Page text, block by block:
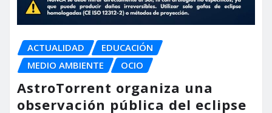
ACTUALIDAD
EDUCACIÓN
MEDIO AMBIENTE
OCIO
AstroTorrent organiza una
observación pública del eclipse